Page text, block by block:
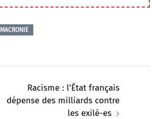
MACRONIE
Racisme : l’État français
dépense des milliards contre
les exilé-es